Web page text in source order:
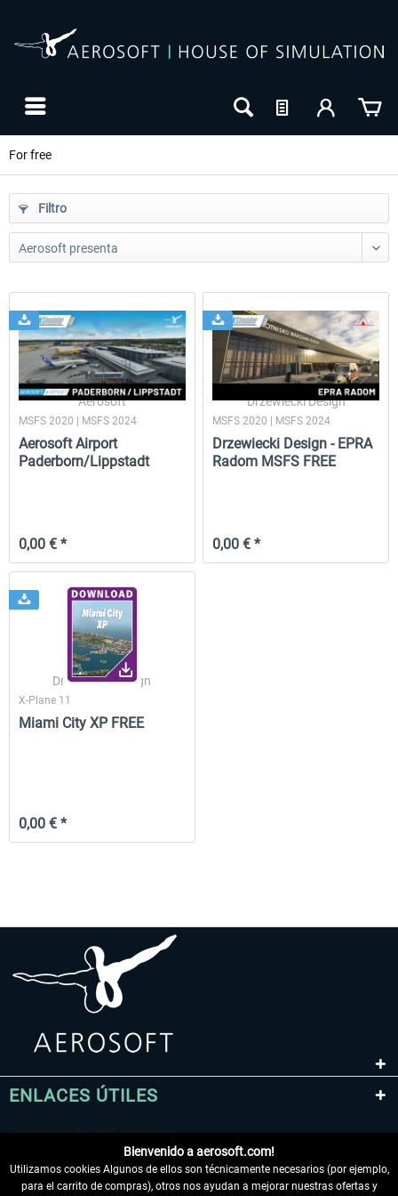
For free
Drzewiecki Design - EPRA Radom
Miami City XP FREE
Filtro
Aerosoft
MSFS 2020 | MSFS 2024
Aerosoft Airport
Paderborn/Lippstadt
0,00 € *
Drzewiecki Design
MSFS 2020 | MSFS 2024
Drzewiecki Design - EPRA
Radom MSFS FREE
0,00 € *
Drzewiecki Design
X-Plane 11
Miami City XP FREE
0,00 € *
ENLACES ÚTILES
Bienvenido a aerosoft.com!
Utilizamos cookies Algunos de ellos son técnicamente necesarios (por ejemplo,
para el carrito de compras), otros nos ayudan a mejorar nuestras ofertas y